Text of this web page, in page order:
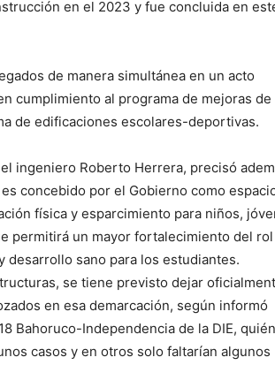
en el 2023 y fue concluida en
de manera simultánea en un acto
cumplimiento al programa de mejoras de
de edificaciones escolares-deportivas.
ingeniero Roberto Herrera, precisó
concebido por el Gobierno como
física y esparcimiento para niños,
permitirá un mayor fortalecimiento del rol
desarrollo sano para los estudiantes.
se tiene previsto dejar
en esa demarcación, según informó
Bahoruco-Independencia de la DIE, quién
casos y en otros solo faltarían algunos